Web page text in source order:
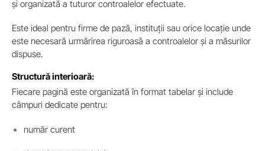
și organizată a tuturor controalelor efectuate.
Este ideal pentru firme de pază, instituții sau orice locație unde
este necesară urmărirea riguroasă a controalelor și a măsurilor
dispuse.
Structură interioară:
Fiecare pagină este organizată în format tabelar și include
câmpuri dedicate pentru:
număr curent